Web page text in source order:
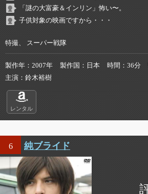
「謎の大富豪＆インリン」怖い〜。
子供対象の映画ですから・・・
特撮、 スーパー戦隊
製作年 2007年 製作国 日本 時間 36分
主演
鈴木裕樹
レンタル
6 純ブライド